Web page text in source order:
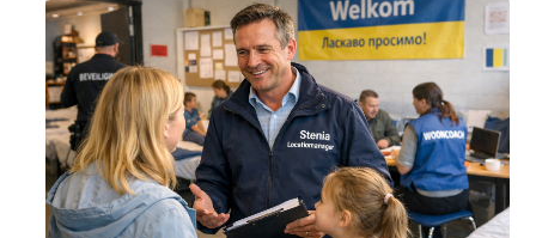
Wooncoach
Opvang
Eindhoven
FT/PT